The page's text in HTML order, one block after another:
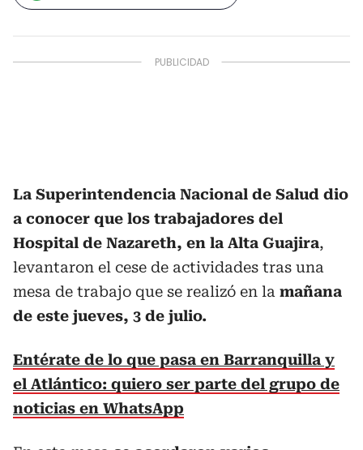
La Superintendencia Nacional de Salud dio
a conocer que los trabajadores del
Hospital de Nazareth, en la Alta Guajira,
levantaron el cese de actividades tras una
mesa de trabajo que se realizó en la mañana
de este jueves, 3 de julio.
Entérate de lo que pasa en Barranquilla y
el Atlántico: quiero ser parte del grupo de
noticias en WhatsApp